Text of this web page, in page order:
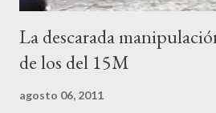
La descarada
de los del 15M
agosto 06, 2011